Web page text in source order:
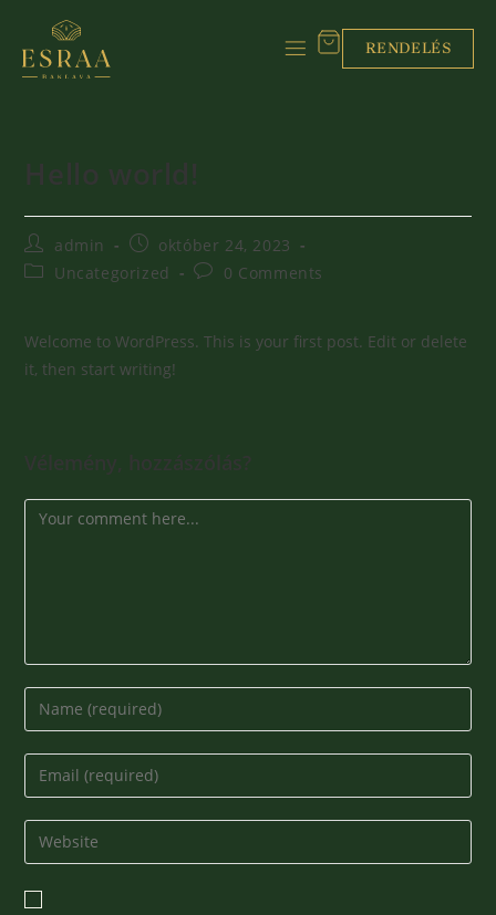
RENDELÉS
admin
október 24, 2023
Uncategorized
0 Comments
Welcome to WordPress. This is your first post. Edit or delete
it, then start writing!